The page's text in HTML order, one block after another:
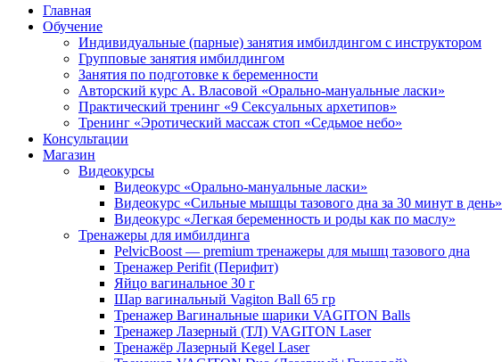
Главная
Обучение
Индивидуальные (парные) занятия имбилдингом с инструктором
Групповые занятия имбилдингом
Занятия по подготовке к беременности
Авторский курс А. Власовой «Орально-мануальные ласки»
Практический тренинг «9 Сексуальных архетипов»
Тренинг «Эротический массаж стоп «Седьмое небо»
Консультации
Магазин
Видеокурсы
Видеокурс «Орально-мануальные ласки»
Видеокурс «Сильные мышцы тазового дна за 30 минут в день»
Видеокурс «Легкая б еременность и роды как по маслу»
Тренажеры для имбилдинга
PelvicBoost — premium тренажеры для мышц тазового дна
Тренажер Perifit (Перифит)
Яйцо вагинальное 30 г
Шар вагинальный Vagiton Ball 65 гр
Тренажер Вагинальные шарики VAGITON Balls
Тренажер Лазерный (ТЛ) VAGITON Laser
Тренажёр Лазерный Kegel Laser